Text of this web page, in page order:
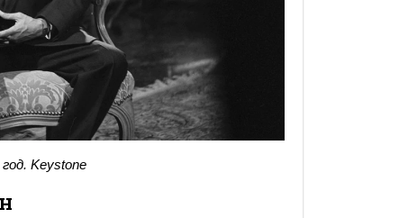
Keystone